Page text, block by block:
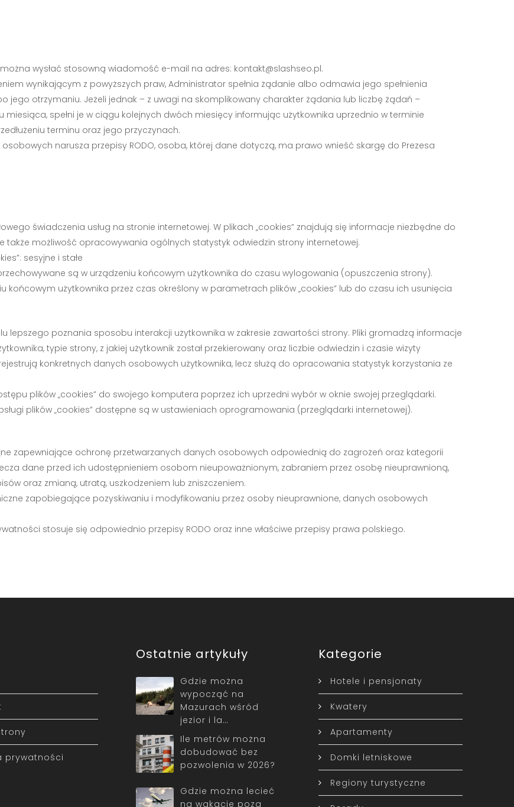
wysłać stosowną wiadomość e-mail na adres: kontakt@slashseo.pl.
wynikającym z powyższych praw, Administrator spełnia żądanie albo odmawia jego spełnienia
jego otrzymaniu. Jeżeli jednak – z uwagi na skomplikowany charakter żądania lub liczbę żądań –
spełni je w ciągu kolejnych dwóch miesięcy informując użytkownika uprzednio w terminie
terminu oraz jego przyczynach.
narusza przepisy RODO, osoba, której dane dotyczą, ma prawo wnieść skargę do Prezesa
świadczenia usług na stronie internetowej. W plikach „cookies” znajdują się informacje niezbędne do
także możliwość opracowywania ogólnych statystyk odwiedzin strony internetowej.
sesyjne i stałe
są w urządzeniu końcowym użytkownika do czasu wylogowania (opuszczenia strony).
końcowym użytkownika przez czas określony w parametrach plików „cookies” lub do czasu ich usunięcia
lepszego poznania sposobu interakcji użytkownika w zakresie zawartości strony. Pliki gromadzą informacje
typie strony, z jakiej użytkownik został przekierowany oraz liczbie odwiedzin i czasie wizyty
konkretnych danych osobowych użytkownika, lecz służą do opracowania statystyk korzystania ze
plików „cookies” do swojego komputera poprzez ich uprzedni wybór w oknie swojej przeglądarki.
plików „cookies” dostępne są w ustawieniach oprogramowania (przeglądarki internetowej).
zapewniające ochronę przetwarzanych danych osobowych odpowiednią do zagrożeń oraz kategorii
dane przed ich udostępnieniem osobom nieupoważnionym, zabraniem przez osobę nieuprawnioną,
oraz zmianą, utratą, uszkodzeniem lub zniszczeniem.
zapobiegające pozyskiwaniu i modyfikowaniu przez osoby nieuprawnione, danych osobowych
stosuje się odpowiednio przepisy RODO oraz inne właściwe przepisy prawa polskiego.
prywatności
Ostatnie artykuły
Gdzie można
wypocząć na
Mazurach wśród
jezior i la…
Ile metrów można
dobudować bez
pozwolenia w 2026?
Gdzie można lecieć
na wakacje poza
Kategorie
Hotele i pensjonaty
Kwatery
Apartamenty
Domki letniskowe
Regiony turystyczne